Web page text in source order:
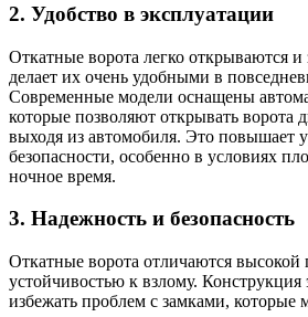
2. Удобство в эксплуатации
Откатные ворота легко открываются и
делает их очень удобными в
Современные модели оснащены
которые позволяют открывать ворота
выходя из автомобиля. Это повышает
безопасности, особенно в условиях
ночное время.
3. Надежность и безопасность
Откатные ворота отличаются высокой
устойчивостью к взлому. Конструкция
избежать проблем с замками, которые